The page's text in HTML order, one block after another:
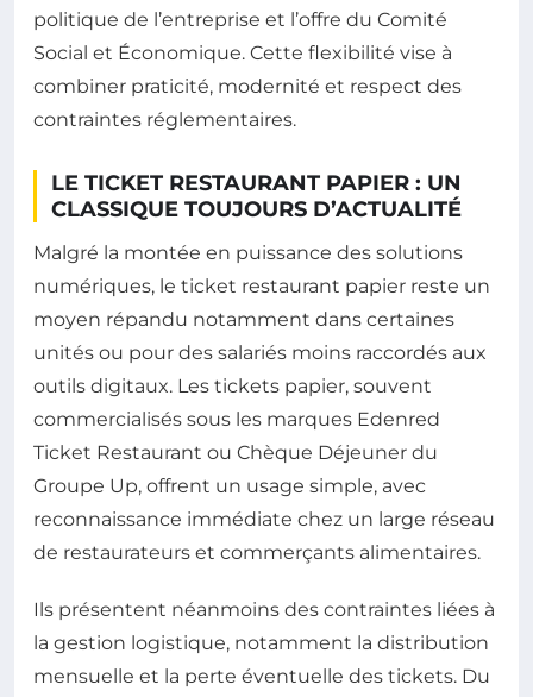
politique de l’entreprise et l’offre du Comité
Social et Économique. Cette flexibilité vise à
combiner praticité, modernité et respect des
contraintes réglementaires.
LE TICKET RESTAURANT PAPIER : UN
CLASSIQUE TOUJOURS D’ACTUALITÉ
Malgré la montée en puissance des solutions
numériques, le ticket restaurant papier reste un
moyen répandu notamment dans certaines
unités ou pour des salariés moins raccordés aux
outils digitaux. Les tickets papier, souvent
commercialisés sous les marques Edenred
Ticket Restaurant ou Chèque Déjeuner du
Groupe Up, offrent un usage simple, avec
reconnaissance immédiate chez un large réseau
de restaurateurs et commerçants alimentaires.
Ils présentent néanmoins des contraintes liées à
la gestion logistique, notamment la distribution
mensuelle et la perte éventuelle des tickets. Du